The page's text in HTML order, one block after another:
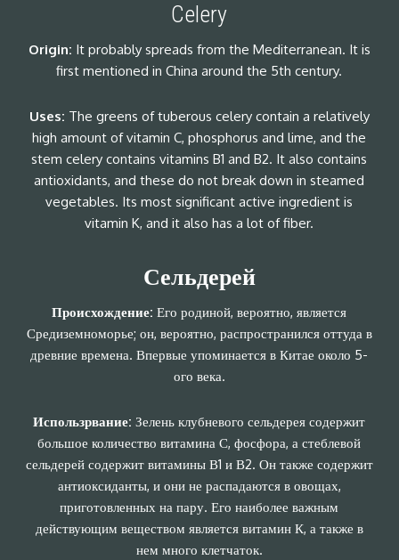
Celery
Origin: It probably spreads from the Mediterranean. It is
first mentioned in China around the 5th century.
Uses: The greens of tuberous celery contain a relatively
high amount of vitamin C, phosphorus and lime, and the
stem celery contains vitamins B1 and B2. It also contains
antioxidants, and these do not break down in steamed
vegetables. Its most significant active ingredient is
vitamin K, and it also has a lot of fiber.
Сельдерей
Происхождение: Его родиной, вероятно, является
Средиземноморье; он, вероятно, распространился оттуда в
древние времена. Впервые упоминается в Китае около 5-
ого века.
Использрвание: Зелень клубневого сельдерея содержит
большое количество витамина С, фосфора, а стеблевой
сельдерей содержит витамины В1 и В2. Он также содержит
антиоксиданты, и они не распадаются в овощах,
приготовленных на пару. Его наиболее важным
действующим веществом является витамин К, а также в
нем много клетчаток.